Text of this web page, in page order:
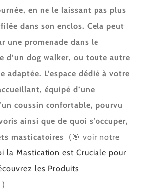
en ne le laissant pas plus
dans son enclos. Cela peut
une promenade dans le
d’un dog walker, ou toute autre
adaptée. L’espace dédié à votre
équipé d’une
coussin confortable, pourvu
ainsi que de quoi s’occuper,
masticatoires (🎯 voir notre
la Mastication est Cruciale pour
les Produits
)